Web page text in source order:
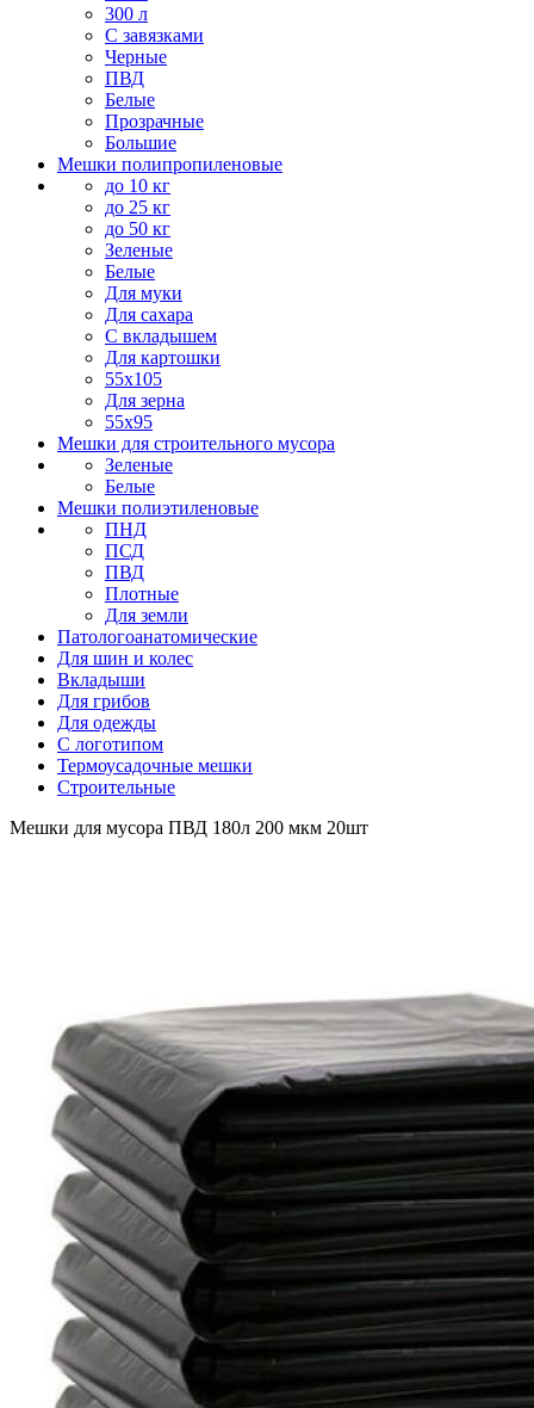
300 л
С завязками
Черные
ПВД
Белые
Прозрачные
Большие
Мешки полипропиленовые
до 10 кг
до 25 кг
до 50 кг
Зеленые
Белые
Для муки
Для сахара
С вкладышем
Для картошки
55х105
Для зерна
55х95
Мешки для строительного мусора
Зеленые
Белые
Мешки полиэтиленовые
ПНД
ПСД
ПВД
Плотные
Для земли
Патологоанатомические
Для шин и колес
Вкладыши
Для грибов
Для одежды
С логотипом
Термоусадочные мешки
Строительные
Мешки для мусора ПВД 180л 200 мкм 20шт